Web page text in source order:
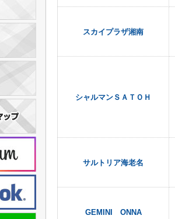
スカイプラザ湘南
シャルマンＳＡＴＯＨ
サルトリア海老名
GEMINI ONNA